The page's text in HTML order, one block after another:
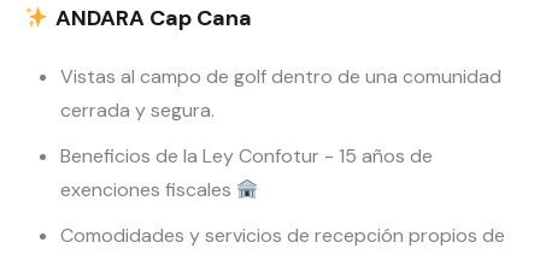
ANDARA Cap Cana
Vistas al campo de golf dentro de una comunidad
cerrada y segura.
Beneficios de la Ley Confotur - 15 años de
exenciones fiscales
Comodidades y servicios de recepción propios de